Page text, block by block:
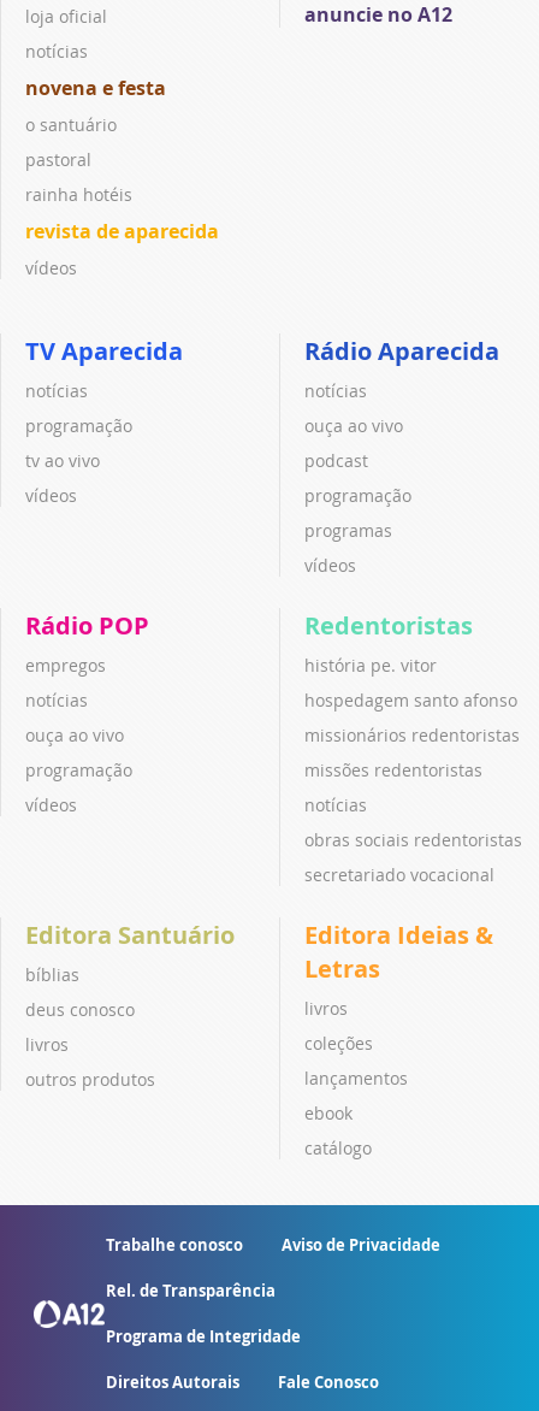
loja oficial
notícias
novena e festa
o santuário
pastoral
rainha hotéis
revista de aparecida
vídeos
anuncie no A12
TV Aparecida
notícias
programação
tv ao vivo
vídeos
Rádio Aparecida
notícias
ouça ao vivo
podcast
programação
programas
vídeos
Rádio POP
empregos
notícias
ouça ao vivo
programação
vídeos
Redentoristas
história pe. vitor
hospedagem santo afonso
missionários redentoristas
missões redentoristas
notícias
obras sociais redentoristas
secretariado vocacional
Editora Santuário
bíblias
deus conosco
livros
outros produtos
Editora Ideias &
Letras
livros
coleções
lançamentos
ebook
catálogo
Trabalhe conosco Aviso de Privacidade
Rel. de Transparência
Programa de Integridade
Direitos Autorais Fale Conosco